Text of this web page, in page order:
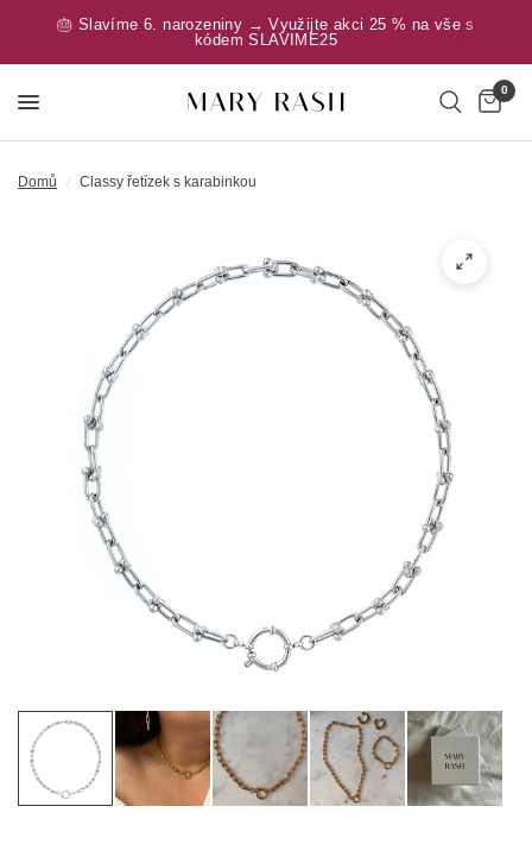
🎂 Slavíme 6. narozeniny → Využijte akci 25 % na vše s
kódem SLAVIME25
0
Domů / Classy řetízek s karabinkou